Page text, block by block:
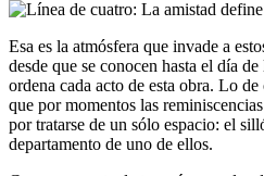
Esa es la atmósfera que invade a
desde que se conocen hasta el día
ordena cada acto de esta obra. Lo
que por momentos las
por tratarse de un sólo espacio: el
departamento de uno de ellos.